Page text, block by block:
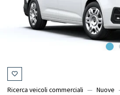
Ricerca veicoli commerciali Nuove